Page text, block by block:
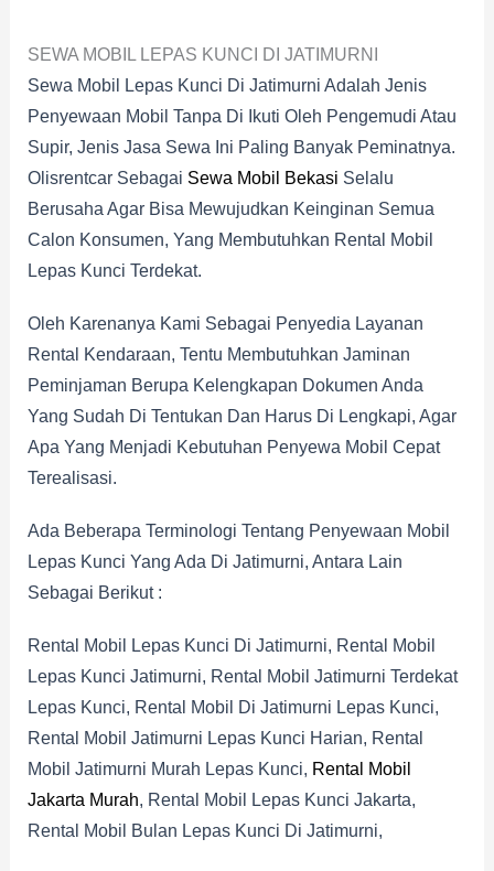
SEWA MOBIL LEPAS KUNCI DI JATIMURNI
Sewa Mobil Lepas Kunci Di Jatimurni Adalah Jenis
Penyewaan Mobil Tanpa Di Ikuti Oleh Pengemudi Atau
Supir, Jenis Jasa Sewa Ini Paling Banyak Peminatnya.
Olisrentcar Sebagai Sewa Mobil Bekasi Selalu
Berusaha Agar Bisa Mewujudkan Keinginan Semua
Calon Konsumen, Yang Membutuhkan Rental Mobil
Lepas Kunci Terdekat.
Oleh Karenanya Kami Sebagai Penyedia Layanan
Rental Kendaraan, Tentu Membutuhkan Jaminan
Peminjaman Berupa Kelengkapan Dokumen Anda
Yang Sudah Di Tentukan Dan Harus Di Lengkapi, Agar
Apa Yang Menjadi Kebutuhan Penyewa Mobil Cepat
Terealisasi.
Ada Beberapa Terminologi Tentang Penyewaan Mobil
Lepas Kunci Yang Ada Di Jatimurni, Antara Lain
Sebagai Berikut :
Rental Mobil Lepas Kunci Di Jatimurni, Rental Mobil
Lepas Kunci Jatimurni, Rental Mobil Jatimurni Terdekat
Lepas Kunci, Rental Mobil Di Jatimurni Lepas Kunci,
Rental Mobil Jatimurni Lepas Kunci Harian, Rental
Mobil Jatimurni Murah Lepas Kunci, Rental Mobil
Jakarta Murah, Rental Mobil Lepas Kunci Jakarta,
Rental Mobil Bulan Lepas Kunci Di Jatimurni,